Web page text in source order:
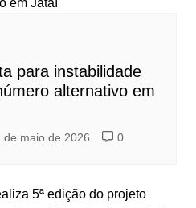
para instabilidade
alternativo em
de maio de 2026 0